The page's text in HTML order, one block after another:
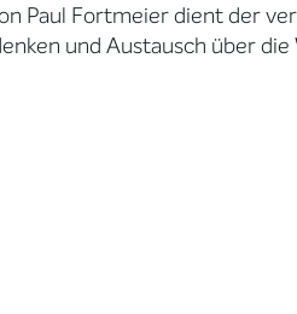
Paul Fortmeier dient der
und Austausch über